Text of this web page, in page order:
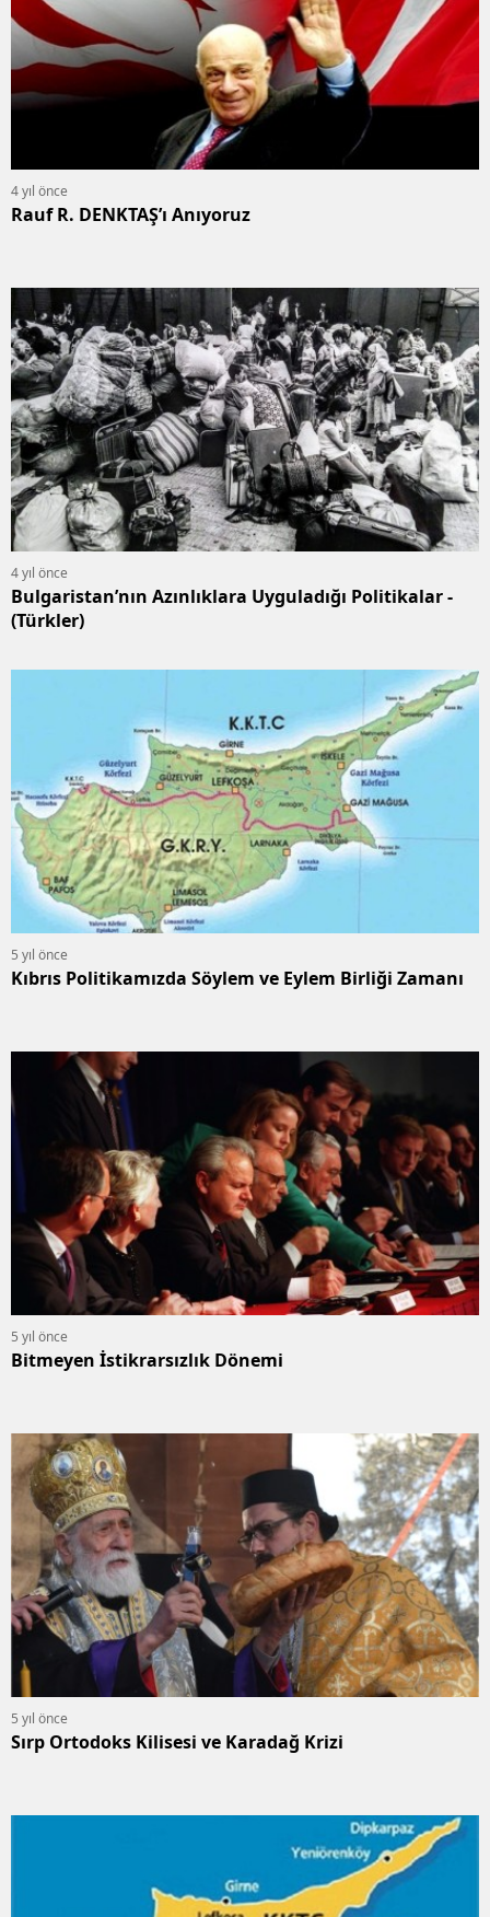
4 yıl önce
Rauf R. DENKTAŞ’ı Anıyoruz
4 yıl önce
Bulgaristan’nın Azınlıklara Uyguladığı Politikalar -
(Türkler)
5 yıl önce
Kıbrıs Politikamızda Söylem ve Eylem Birliği Zamanı
5 yıl önce
Bitmeyen İstikrarsızlık Dönemi
5 yıl önce
Sırp Ortodoks Kilisesi ve Karadağ Krizi